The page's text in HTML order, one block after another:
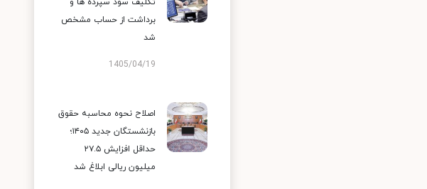
برداشت از حساب مشخص
شد
1405/04/19
اصلاح نحوه محاسبه حقوق
بازنشستگان جدید ۱۴۰۵؛
حداقل افزایش ۲۷.۵
میلیون ریالی ابلاغ شد